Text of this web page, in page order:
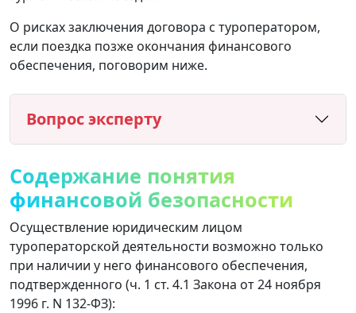
О рисках заключения договора с туроператором,
если поездка позже окончания финансового
обеспечения, поговорим ниже.
Вопрос эксперту
Содержание понятия
финансовой безопасности
Осуществление юридическим лицом
туроператорской деятельности возможно только
при наличии у него финансового обеспечения,
подтвержденного (ч. 1 ст. 4.1 Закона от 24 ноября
1996 г. N 132-ФЗ):